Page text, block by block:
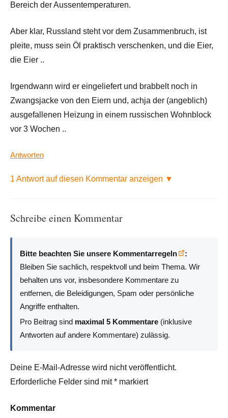
Bereich der Aussentemperaturen.
Aber klar, Russland steht vor dem Zusammenbruch, ist
pleite, muss sein Öl praktisch verschenken, und die Eier,
die Eier ..
Irgendwann wird er eingeliefert und brabbelt noch in
Zwangsjacke von den Eiern und, achja der (angeblich)
ausgefallenen Heizung in einem russischen Wohnblock
vor 3 Wochen ..
Antworten
1 Antwort auf diesen Kommentar anzeigen ▼
Schreibe einen Kommentar
Bitte beachten Sie unsere Kommentarregeln
:
Bleiben Sie sachlich, respektvoll und beim Thema. Wir
behalten uns vor, insbesondere Kommentare zu
entfernen, die Beleidigungen, Spam oder persönliche
Angriffe enthalten.
Pro Beitrag sind maximal 5 Kommentare (inklusive
Antworten auf andere Kommentare) zulässig.
Deine E-Mail-Adresse wird nicht veröffentlicht.
Erforderliche Felder sind mit* markiert
Kommentar